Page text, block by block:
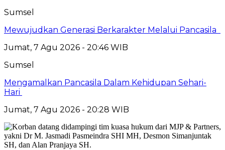
Sumsel
Mewujudkan Generasi Berkarakter Melalui Pancasila
Jumat, 7 Agu 2026 - 20:46 WIB
Sumsel
Mengamalkan Pancasila Dalam Kehidupan Sehari-
Hari
Jumat, 7 Agu 2026 - 20:28 WIB